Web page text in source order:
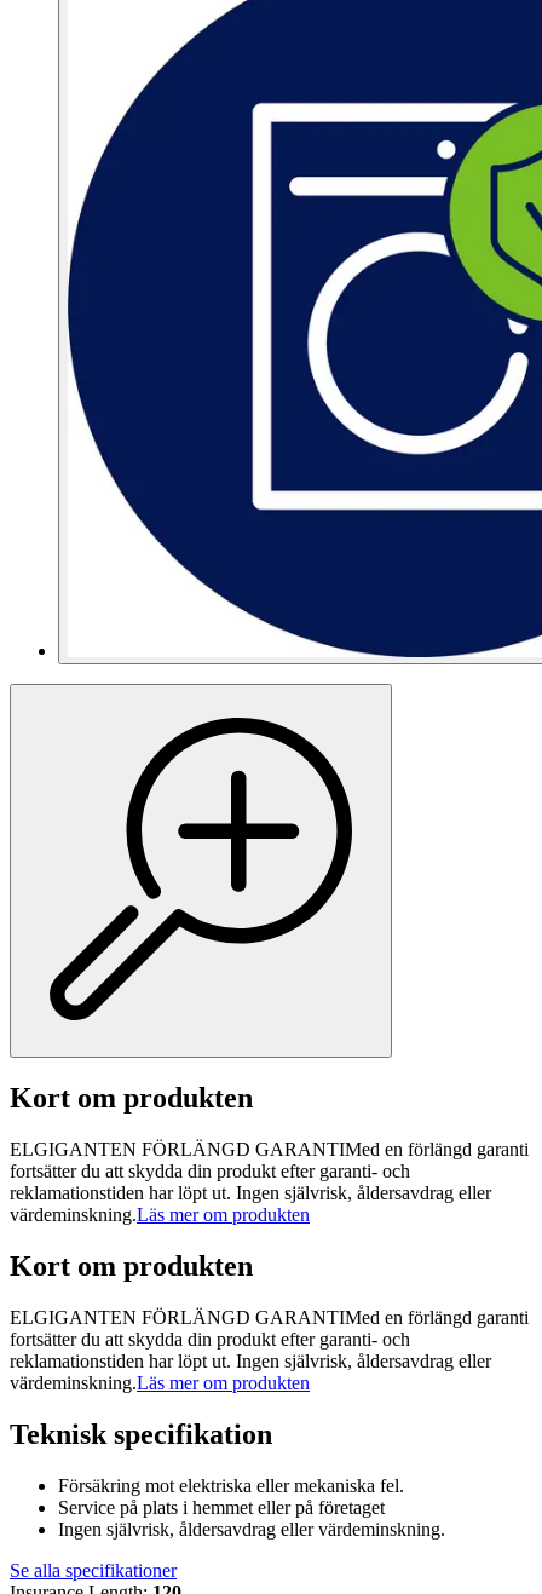
Kort om produkten
ELGIGANTEN FÖRLÄNGD GARANTIMed en förlängd garanti
fortsätter du att skydda din produkt efter garanti- och
reklamationstiden har löpt ut. Ingen självrisk, åldersavdrag eller
värdeminskning.Läs mer om produkten
Kort om produkten
ELGIGANTEN FÖRLÄNGD GARANTIMed en förlängd garanti
fortsätter du att skydda din produkt efter garanti- och
reklamationstiden har löpt ut. Ingen självrisk, åldersavdrag eller
värdeminskning.Läs mer om produkten
Teknisk specifikation
Försäkring mot elektriska eller mekaniska fel.
Service på plats i hemmet eller på företaget
Ingen självrisk, åldersavdrag eller värdeminskning.
Se alla specifikationer